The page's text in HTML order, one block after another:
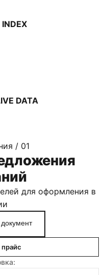
INDEX
DATA
/ 01
для оформления в